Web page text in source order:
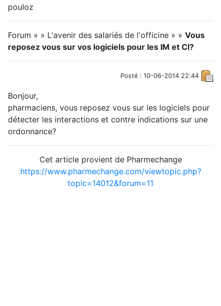
pouloz
Forum » » L'avenir des salariés de l'officine » » Vous
reposez vous sur vos logiciels pour les IM et CI?
Posté : 10-06-2014 22:44
Bonjour,
pharmaciens, vous reposez vous sur les logiciels pour
détecter les interactions et contre indications sur une
ordonnance?
Cet article provient de Pharmechange
https://www.pharmechange.com/viewtopic.php?
topic=14012&forum=11